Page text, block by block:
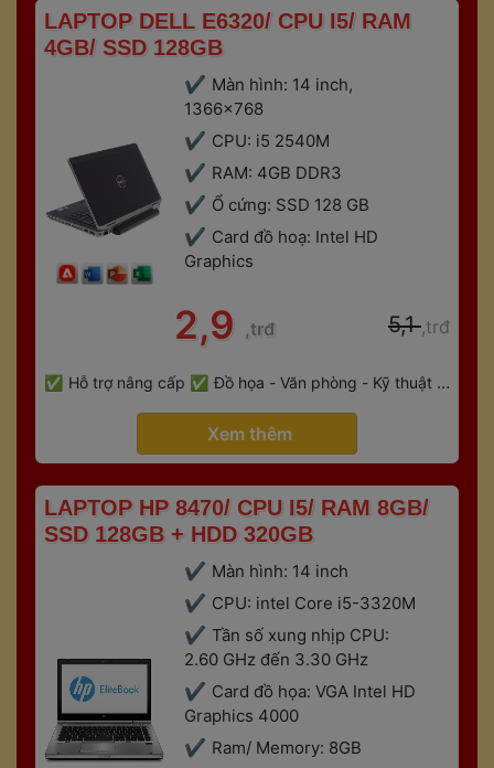
LAPTOP DELL E6320/ CPU I5/ RAM
4GB/ SSD 128GB
Màn hình: 14 inch,
1366x768
CPU: i5 2540M
RAM: 4GB DDR3
Ổ cứng: SSD 128 GB
Card đồ hoạ: Intel HD
Graphic
2,9 ,trđ 5,1 ,trđ
Hỗ trợ nâng cấp
Đồ họa - Văn phòng - Kỹ thuật -
Xem thêm
LAPTOP HP 8470/ CPU I5/ RAM 8GB/
SSD 128GB + HDD 320GB
Màn hình: 14 inch
CPU: intel Core i5-3320M
Tần số xung nhịp CPU:
2.60 GHz đến 3.30 GHz
Card đồ họa: VGA Intel HD
Graphics 4000
Ram/ Memory: 8GB